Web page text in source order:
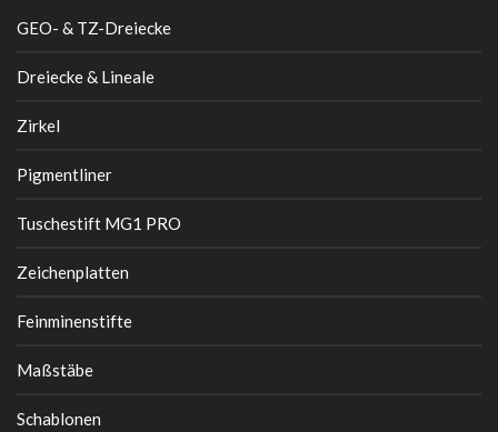
GEO- & TZ-Dreiecke
Dreiecke & Lineale
Zirkel
Pigmentliner
Tuschestift MG1 PRO
Zeichenplatten
Feinminenstifte
Maßstäbe
Schablonen